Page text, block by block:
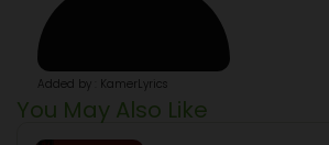
Added by : KamerLyrics
You May Also Like